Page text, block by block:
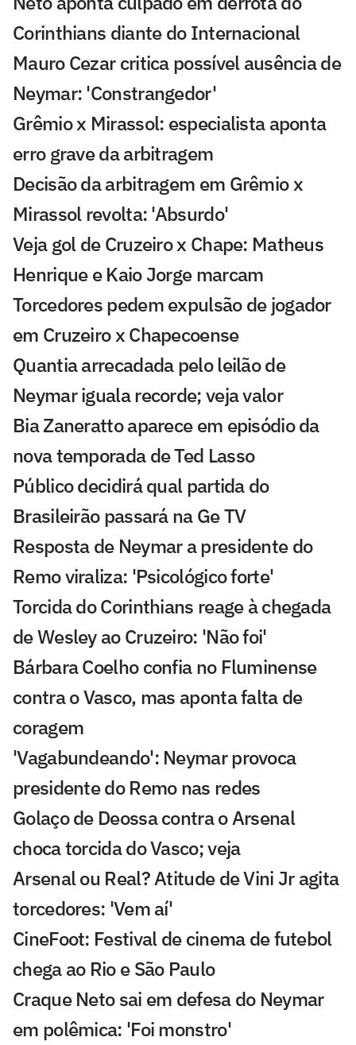
Corinthians diante do Internacional
Mauro Cezar critica possível ausência de
Neymar: 'Constrangedor'
Grêmio x Mirassol: especialista aponta
erro grave da arbitragem
Decisão da arbitragem em Grêmio x
Mirassol revolta: 'Absurdo'
Veja gol de Cruzeiro x Chape: Matheus
Henrique e Kaio Jorge marcam
Torcedores pedem expulsão de jogador
em Cruzeiro x Chapecoense
Quantia arrecadada pelo leilão de
Neymar iguala recorde; veja valor
Bia Zaneratto aparece em episódio da
nova temporada de Ted Lasso
Público decidirá qual partida do
Brasileirão passará na Ge TV
Resposta de Neymar a presidente do
Remo viraliza: 'Psicológico forte'
Torcida do Corinthians reage à chegada
de Wesley ao Cruzeiro: 'Não foi'
Bárbara Coelho confia no Fluminense
contra o Vasco, mas aponta falta de
coragem
'Vagabundeando': Neymar provoca
presidente do Remo nas redes
Golaço de Deossa contra o Arsenal
choca torcida do Vasco; veja
Arsenal ou Real? Atitude de Vini Jr agita
torcedores: 'Vem aí'
CineFoot: Festival de cinema de futebol
chega ao Rio e São Paulo
Craque Neto sai em defesa do Neymar
em polêmica: 'Foi monstro'